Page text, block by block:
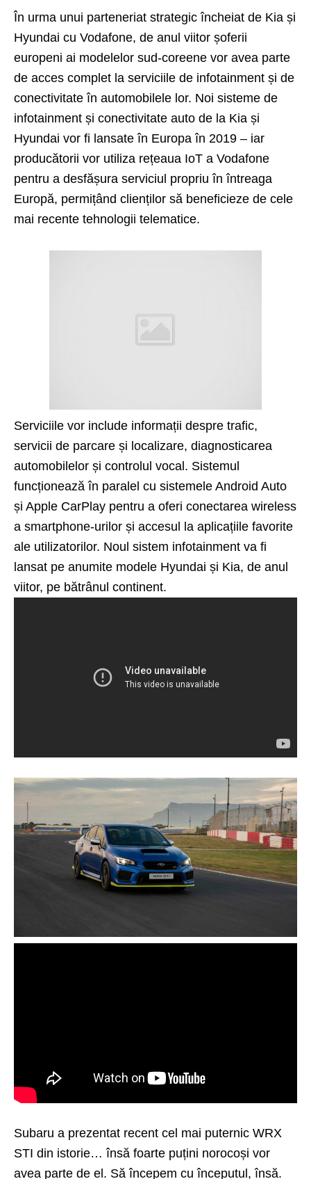
În urma unui parteneriat strategic încheiat de Kia și
Hyundai cu Vodafone, de anul viitor șoferii
europeni ai modelelor sud-coreene vor avea parte
de acces complet la serviciile de infotainment și de
conectivitate în automobilele lor. Noi sisteme de
infotainment și conectivitate auto de la Kia și
Hyundai vor fi lansate în Europa în 2019 – iar
producătorii vor utiliza rețeaua IoT a Vodafone
pentru a desfășura serviciul propriu în întreaga
Europă, permițând clienților să beneficieze de cele
mai recente tehnologii telematice.
Serviciile vor include informații despre trafic,
servicii de parcare și localizare, diagnosticarea
automobilelor și controlul vocal. Sistemul
funcționează în paralel cu sistemele Android Auto
și Apple CarPlay pentru a oferi conectarea wireless
a smartphone-urilor și accesul la aplicațiile favorite
ale utilizatorilor. Noul sistem infotainment va fi
lansat pe anumite modele Hyundai și Kia, de anul
viitor, pe bătrânul continent.
Subaru a prezentat recent cel mai puternic WRX
STI din istorie… însă foarte puțini norocoși vor
avea parte de el. Să începem cu începutul, însă.